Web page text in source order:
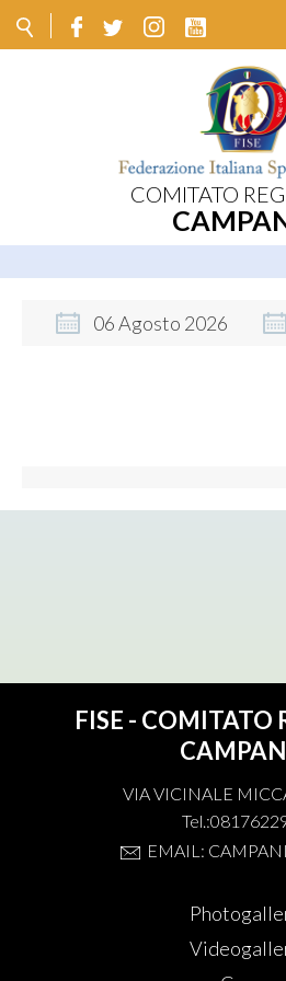
COMITATO
06Agosto 2026
FISE - COMITATO
VIA VICINALE
EMAIL: